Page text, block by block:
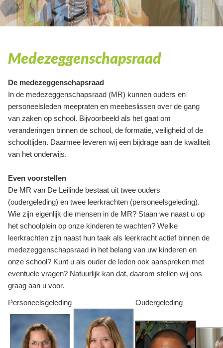
Medezeggenschapsraad
De medezeggenschapsraad
In de medezeggenschapsraad (MR) kunnen ouders en
personeelsleden meepraten en meebeslissen over de gang
van zaken op school. Bijvoorbeeld als het gaat om
veranderingen binnen de school, de formatie, veiligheid of de
schooltijden. Daarmee leveren wij een bijdrage aan de kwaliteit
van het onderwijs.
Even voorstellen
De MR van De Leilinde bestaat uit twee ouders
(oudergeleding) en twee leerkrachten (personeelsgeleding).
Wie zijn eigenlijk die mensen in de MR? Staan we naast u op
het schoolplein op onze kinderen te wachten? Welke
leerkrachten zijn naast hun taak als leerkracht actief binnen de
medezeggenschapsraad in het belang van uw kinderen en
onze school? Kunt u als ouder de leden ook aanspreken met
eventuele vragen? Natuurlijk kan dat, daarom stellen wij ons
graag aan u voor.
Personeelsgeleding Oudergeleding